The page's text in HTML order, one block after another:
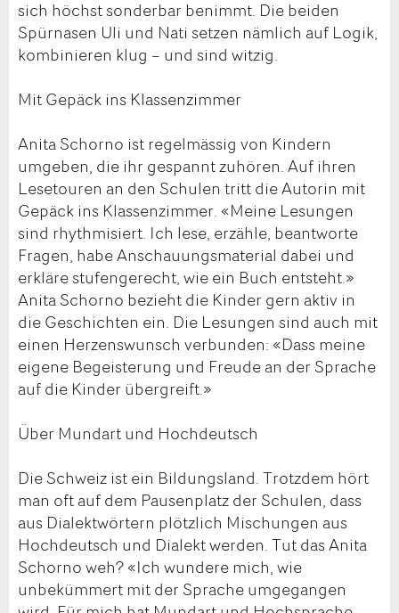
sich höchst sonderbar benimmt. Die beiden
Spürnasen Uli und Nati setzen nämlich auf Logik,
kombinieren klug – und sind witzig.
Mit Gepäck ins Klassenzimmer
Anita Schorno ist regelmässig von Kindern
umgeben, die ihr gespannt zuhören. Auf ihren
Lesetouren an den Schulen tritt die Autorin mit
Gepäck ins Klassenzimmer. «Meine Lesungen
sind rhythmisiert. Ich lese, erzähle, beantworte
Fragen, habe Anschauungsmaterial dabei und
erkläre stufengerecht, wie ein Buch entsteht.»
Anita Schorno bezieht die Kinder gern aktiv in
die Geschichten ein. Die Lesungen sind auch mit
einen Herzenswunsch verbunden: «Dass meine
eigene Begeisterung und Freude an der Sprache
auf die Kinder übergreift.»
Über Mundart und Hochdeutsch
Die Schweiz ist ein Bildungsland. Trotzdem hört
man oft auf dem Pausenplatz der Schulen, dass
aus Dialektwörtern plötzlich Mischungen aus
Hochdeutsch und Dialekt werden. Tut das Anita
Schorno weh? «Ich wundere mich, wie
unbekümmert mit der Sprache umgegangen